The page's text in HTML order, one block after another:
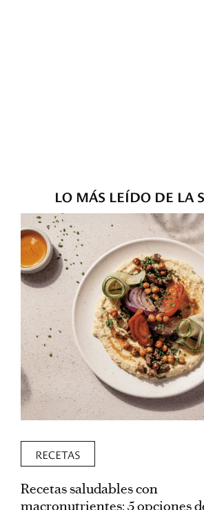
LO MÁS LEÍDO DE LA
RECETAS
Recetas saludables con
macronutrientes: 5 opciones